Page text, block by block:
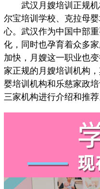
武汉月嫂培训正规机
尔宝培训学校、克拉母
心。武汉作为中国中部
化，同时也孕育着众多
加快，月嫂这一职业也
家正规的月嫂培训机构
婴培训机构和乐慈家政
三家机构进行介绍和推荐